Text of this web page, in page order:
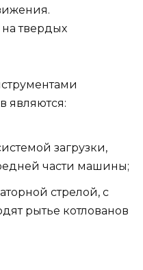
твердых
являются:
загрузки,
части машины;
стрелой, с
рытье котлованов